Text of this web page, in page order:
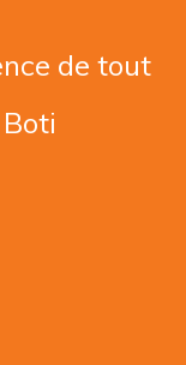
de tout